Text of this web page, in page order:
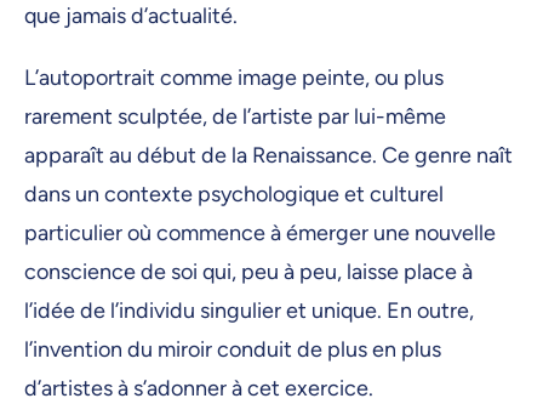
que jamais d’actualité.
L’autoportrait comme image peinte, ou plus
rarement sculptée, de l’artiste par lui-même
apparaît au début de la Renaissance. Ce genre naît
dans un contexte psychologique et culturel
particulier où commence à émerger une nouvelle
conscience de soi qui, peu à peu, laisse place à
l’idée de l’individu singulier et unique. En outre,
l’invention du miroir conduit de plus en plus
d’artistes à s’adonner à cet exercice.